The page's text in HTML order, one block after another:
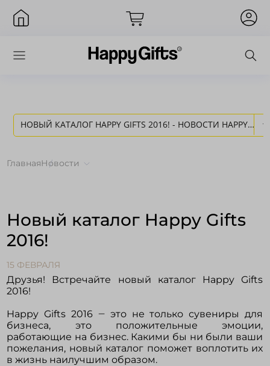
НОВЫЙ КАТАЛОГ HAPPY GIFTS 2016! - НОВОСТИ HAPPY
ГлавнаяНовости
Новый каталог Happy Gifts
2016!
15 ФЕВРАЛЯ
Друзья! Встречайте новый каталог Happy Gifts
2016!
Happy Gifts 2016 ‒ это не только сувениры для
бизнеса, это положительные эмоции,
работающие на бизнес. Какими бы ни были ваши
пожелания, новый каталог поможет воплотить их
в жизнь наилучшим образом.
Вход
Запомнить меня
Зарегистрироваться